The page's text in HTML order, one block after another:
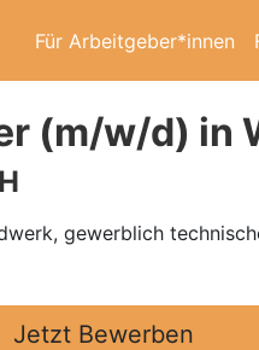
Für Arbeitgeber*innen
(m/w/d) in
gewerblich
Jetzt Bewerben